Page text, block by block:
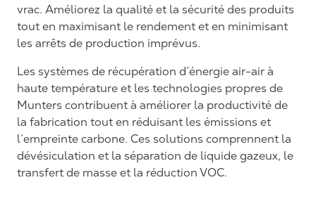
vrac. Améliorez la qualité et la sécurité des produits
tout en maximisant le rendement et en minimisant
les arrêts de production imprévus.
Les systèmes de récupération d’énergie air-air à
haute température et les technologies propres de
Munters contribuent à améliorer la productivité de
la fabrication tout en réduisant les émissions et
l’empreinte carbone. Ces solutions comprennent la
dévésiculation et la séparation de liquide gazeux, le
transfert de masse et la réduction VOC.